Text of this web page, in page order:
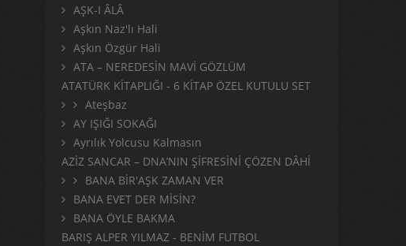
AŞK-I ÂLÂ
Aşkın Naz'lı Hali
Aşkın Özgür Hali
ATA – NEREDESİN MAVİ GÖZLÜM
ATATÜRK KİTAPLIĞI - 6 KİTAP ÖZEL KUTULU SET
Ateşbaz
AY IŞIĞI SOKAĞI
Ayrılık Yolcusu Kalmasın
AZİZ SANCAR – DNA’NIN ŞİFRESİNİ ÇÖZEN DÂHİ
BANA BİR'AŞK ZAMAN VER
BANA EVET DER MİSİN?
BANA ÖYLE BAKMA
BARIŞ ALPER YILMAZ - BENİM FUTBOL